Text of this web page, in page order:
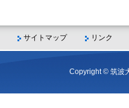
サイトマップ リンク
Copyright © 筑波